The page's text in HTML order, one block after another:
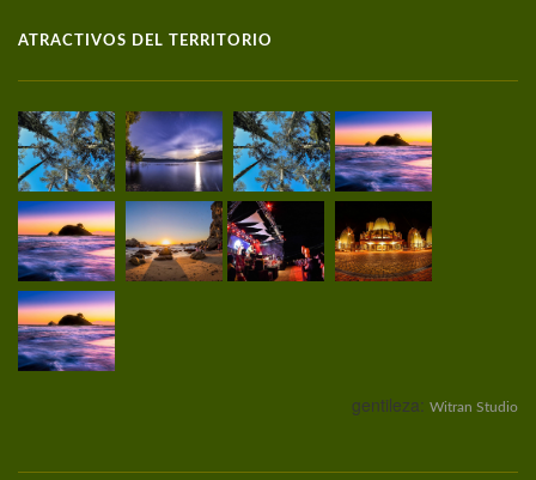
ATRACTIVOS DEL TERRITORIO
gentileza: Witran Studio